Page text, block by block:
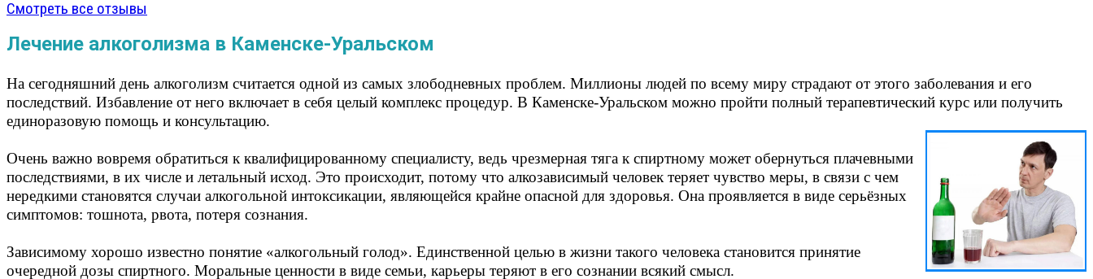
Смотреть все отзывы
Лечение алкоголизма в Каменске-Уральском
На сегодняшний день алкоголизм считается одной из самых злободневных проблем. Миллионы людей по всему миру страдают от этого заболевания и его
последствий. Избавление от него включает в себя целый комплекс процедур. В Каменске-Уральском можно пройти полный терапевтический курс или получить
единоразовую помощь и консультацию.
Очень важно вовремя обратиться к квалифицированному специалисту, ведь чрезмерная тяга к спиртному может обернуться плачевными
последствиями, в их числе и летальный исход. Это происходит, потому что алкозависимый человек теряет чувство меры, в связи с чем
нередкими становятся случаи алкогольной интоксикации, являющейся крайне опасной для здоровья. Она проявляется в виде серьёзных
симптомов: тошнота, рвота, потеря сознания.
Зависимому хорошо известно понятие «алкогольный голод». Единственной целью в жизни такого человека становится принятие
очередной дозы спиртного. Моральные ценности в виде семьи, карьеры теряют в его сознании всякий смысл.